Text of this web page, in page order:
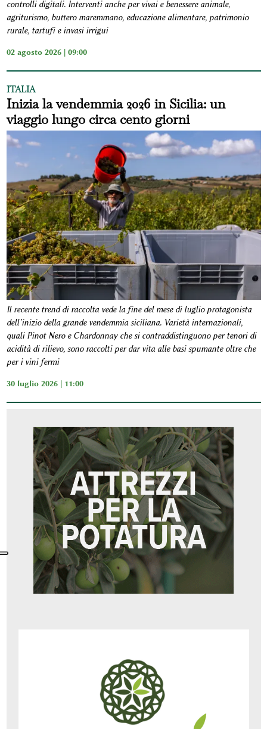
controlli digitali. Interventi anche per vivai e benessere animale,
agriturismo, buttero maremmano, educazione alimentare, patrimonio
rurale, tartufi e invasi irrigui
02 agosto 2026 | 09:00
ITALIA
Inizia la vendemmia 2026 in Sicilia: un
viaggio lungo circa cento giorni
Il recente trend di raccolta vede la fine del mese di luglio protagonista
dell’inizio della grande vendemmia siciliana. Varietà internazionali,
quali Pinot Nero e Chardonnay che si contraddistinguono per tenori di
acidità di rilievo, sono raccolti per dar vita alle basi spumante oltre che
per i vini fermi
30 luglio 2026 | 11:00